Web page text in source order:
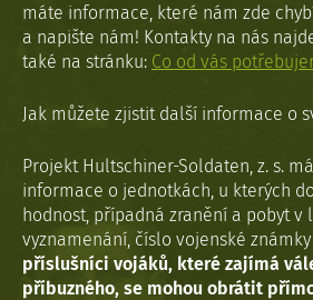
máte informace, které nám zde
a napište nám! Kontakty na nás
také na stránku: Co od vás
Jak můžete zjistit další informace o
Projekt Hultschiner-Soldaten, z. s.
informace o jednotkách, u kterých
hodnost, případná zranění a pobyt v
vyznamenání, číslo vojenské
příslušníci vojáků, které zajímá
příbuzného, se mohou obrátit